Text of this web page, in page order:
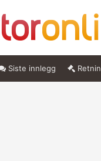
Siste innlegg